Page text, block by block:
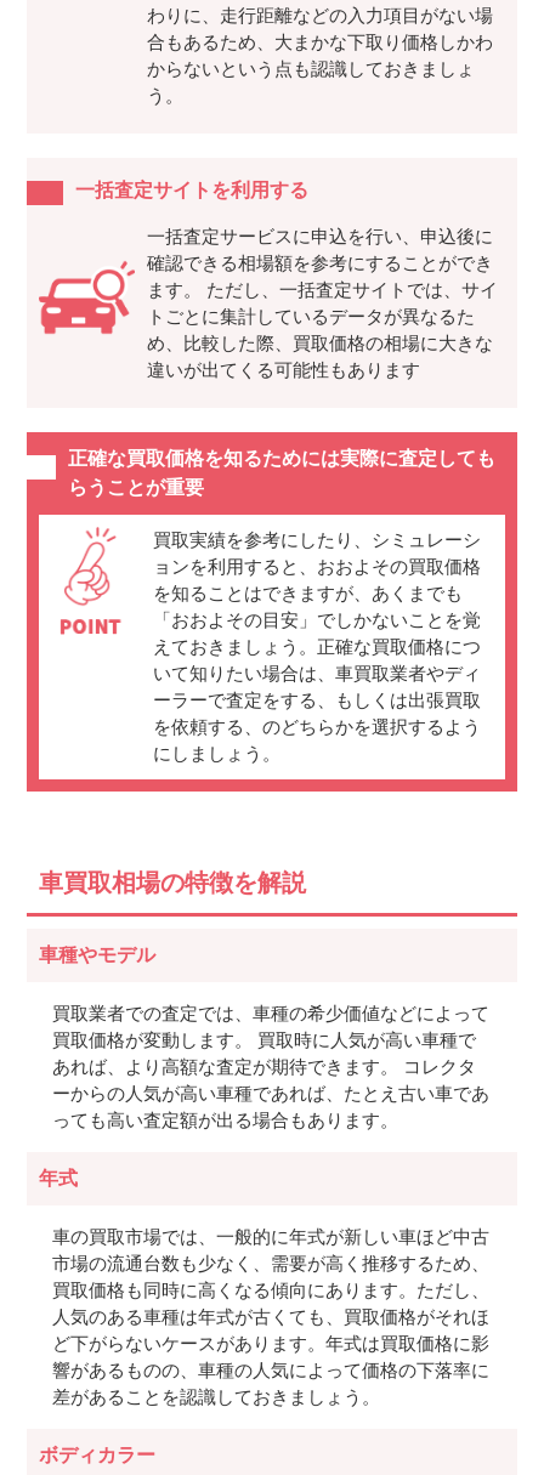
わりに、走行距離などの入力項目がない場
合もあるため、大まかな下取り価格しかわ
からないという点も認識しておきましょ
う。
一括査定サイトを利用する
一括査定サービスに申込を行い、申込後に
確認できる相場額を参考にすることができ
ます。 ただし、一括査定サイトでは、サイ
トごとに集計しているデータが異なるた
め、比較した際、買取価格の相場に大きな
違いが出てくる可能性もあります
正確な買取価格を知るためには実際に査定しても
らうことが重要
買取実績を参考にしたり、シミュレーシ
ョンを利用すると、おおよその買取価格
を知ることはできますが、あくまでも
「おおよその目安」でしかないことを覚
えておきましょう。正確な買取価格につ
いて知りたい場合は、車買取業者やディ
ーラーで査定をする、もしくは出張買取
を依頼する、のどちらかを選択するよう
にしましょう。
車買取相場の特徴を解説
車種やモデル
買取業者での査定では、車種の希少価値などによって
買取価格が変動します。 買取時に人気が高い車種で
あれば、より高額な査定が期待できます。 コレクタ
ーからの人気が高い車種であれば、たとえ古い車であ
っても高い査定額が出る場合もあります。
年式
車の買取市場では、一般的に年式が新しい車ほど中古
市場の流通台数も少なく、需要が高く推移するため、
買取価格も同時に高くなる傾向にあります。ただし、
人気のある車種は年式が古くても、買取価格がそれほ
ど下がらないケースがあります。年式は買取価格に影
響があるものの、車種の人気によって価格の下落率に
差があることを認識しておきましょう。
ボディカラー